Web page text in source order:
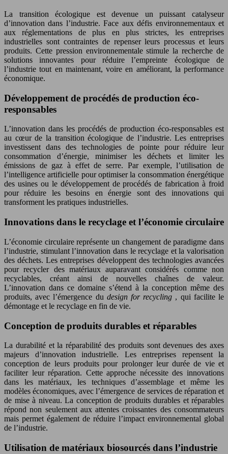
La transition écologique est devenue un puissant catalyseur
d’innovation dans l’industrie. Face aux défis environnementaux et
aux réglementations de plus en plus strictes, les entreprises
industrielles sont contraintes de repenser leurs processus et leurs
produits. Cette pression environnementale stimule la recherche de
solutions innovantes pour réduire l’empreinte écologique de
l’industrie tout en maintenant, voire en améliorant, la performance
économique.
Développement de procédés de production éco-
responsables
L’innovation dans les procédés de production éco-responsables est
au cœur de la transition écologique de l’industrie. Les entreprises
investissent dans des technologies de pointe pour réduire leur
consommation d’énergie, minimiser les déchets et limiter les
émissions de gaz à effet de serre. Par exemple, l’utilisation de
l’intelligence artificielle pour optimiser la consommation énergétique
des usines ou le développement de procédés de fabrication à froid
pour réduire les besoins en énergie sont des innovations qui
transforment les pratiques industrielles.
Innovations dans le recyclage et l’économie circulaire
L’économie circulaire représente un changement de paradigme dans
l’industrie, stimulant l’innovation dans le recyclage et la valorisation
des déchets. Les entreprises développent des technologies avancées
pour recycler des matériaux auparavant considérés comme non
recyclables, créant ainsi de nouvelles chaînes de valeur.
L’innovation dans ce domaine s’étend à la conception même des
produits, avec l’émergence du design for recycling , qui facilite le
démontage et le recyclage en fin de vie.
Conception de produits durables et réparables
La durabilité et la réparabilité des produits sont devenues des axes
majeurs d’innovation industrielle. Les entreprises repensent la
conception de leurs produits pour prolonger leur durée de vie et
faciliter leur réparation. Cette approche nécessite des innovations
dans les matériaux, les techniques d’assemblage et même les
modèles économiques, avec l’émergence de services de réparation et
de mise à niveau. La conception de produits durables et réparables
répond non seulement aux attentes croissantes des consommateurs
mais permet également de réduire l’impact environnemental global
de l’industrie.
Utilisation de matériaux biosourcés dans l’industrie